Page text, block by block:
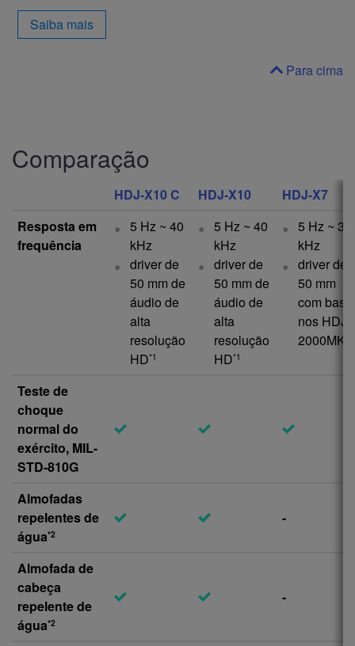
Saiba mais
Para cima
Comparação
HDJ-X10 C HDJ-X10
HDJ-X7
Resposta em
frequência
5 Hz ~ 40
kHz
driver de
50 mm de
áudio de
alta
resolução
HD*1
5 Hz ~ 40
kHz
driver de
50 mm de
áudio de
alta
resolução
HD*1
5 Hz ~ 30
kHz
driver de
50 mm
com base
nos HDJ-
2000MK2
Teste de
choque
normal do
exército, MIL-
STD-810G
Almofadas
repelentes de
água*2
-
Almofada de
cabeça
repelente de
água*2
-